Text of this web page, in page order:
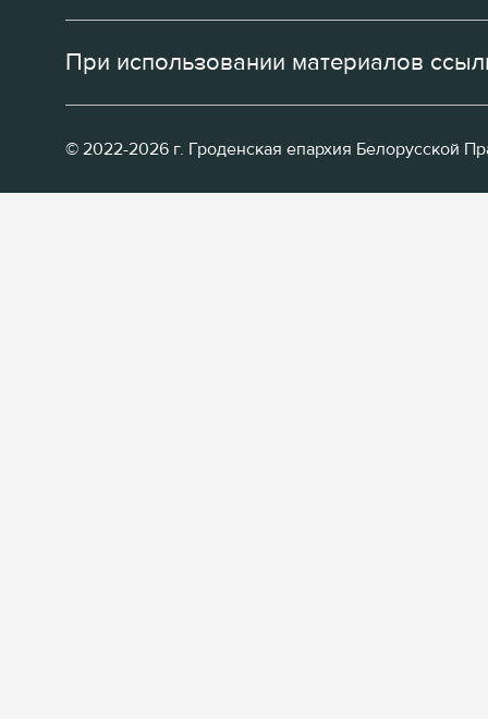
При использовании материалов
© 2022-2026 г. Гроденская епархия Белорусской